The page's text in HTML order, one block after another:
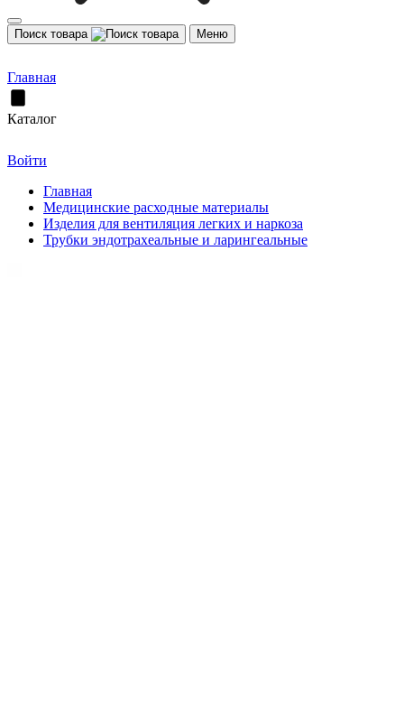
Поиск товара Меню
Главная
Каталог
Войти
Главная
Медицинские расходные материалы
Изделия для вентиляция легких и наркоза
Трубки эндотрахеальные и ларингеальные